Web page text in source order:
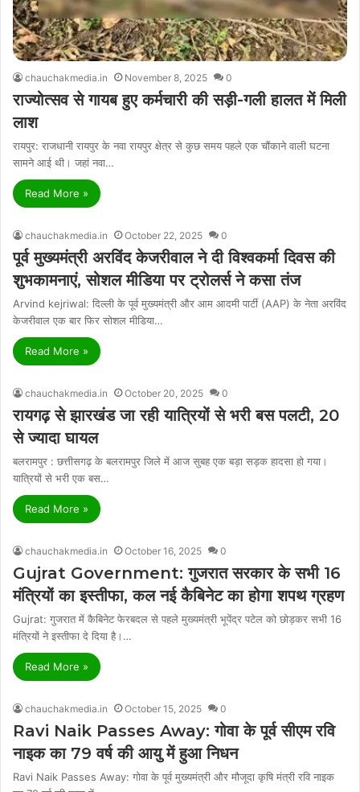
chauchakmedia.in November 8, 2025 0
राज्योत्सव से गायब हुए कर्मचारी की सड़ी-गली हालत में मिली
लाश
रायपुर: राजधानी रायपुर के नवा रायपुर क्षेत्र से कुछ समय पहले एक चौंकाने वाली घटना
सामने आई थी। जहां नवा…
Read More »
chauchakmedia.in October 22, 2025 0
पूर्व मुख्यमंत्री अरविंद केजरीवाल ने दी विश्वकर्मा दिवस की
शुभकामनाएं, सोशल मीडिया पर ट्रोलर्स ने कसा तंज
Arvind kejriwal: दिल्ली के पूर्व मुख्यमंत्री और आम आदमी पार्टी (AAP) के नेता अरविंद
केजरीवाल एक बार फिर सोशल मीडिया…
Read More »
chauchakmedia.in October 20, 2025 0
रायगढ़ से झारखंड जा रही यात्रियों से भरी बस पलटी, 20
से ज्यादा घायल
बलरामपुर : छत्तीसगढ़ के बलरामपुर जिले में आज सुबह एक बड़ा सड़क हादसा हो गया।
यात्रियों से भरी एक बस…
Read More »
chauchakmedia.in October 16, 2025 0
Gujrat Government: गुजरात सरकार के सभी 16
मंत्रियों का इस्तीफा, कल नई कैबिनेट का होगा शपथ ग्रहण
Gujrat: गुजरात में कैबिनेट फेरबदल से पहले मुख्यमंत्री भूपेंद्र पटेल को छोड़कर सभी 16
मंत्रियों ने इस्तीफा दे दिया है।…
Read More »
chauchakmedia.in October 15, 2025 0
Ravi Naik Passes Away: गोवा के पूर्व सीएम रवि
नाइक का 79 वर्ष की आयु में हुआ निधन
Ravi Naik Passes Away: गोवा के पूर्व मुख्यमंत्री और मौजूदा कृषि मंत्री रवि नाइक